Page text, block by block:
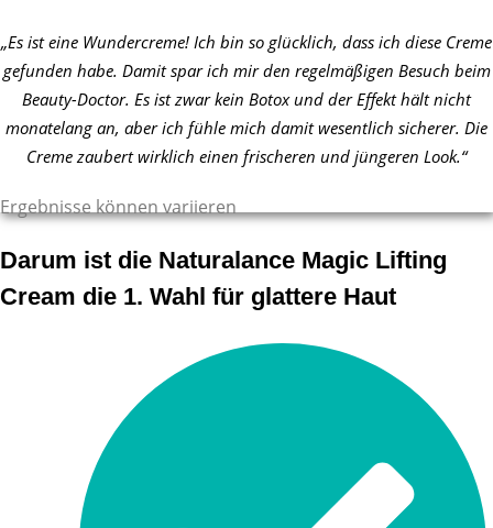
„Es ist eine Wundercreme! Ich bin so glücklich, dass ich diese Creme
gefunden habe. Damit spar ich mir den regelmäßigen Besuch beim
Beauty-Doctor. Es ist zwar kein Botox und der Effekt hält nicht
monatelang an, aber ich fühle mich damit wesentlich sicherer. Die
Creme zaubert wirklich einen frischeren und jüngeren Look.“
Zur Bewertung
Ergebnisse können variieren
Darum ist die Naturalance Magic Lifting
Cream die 1. Wahl für glattere Haut